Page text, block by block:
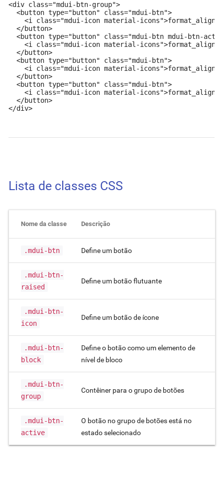
<div class="mdui-btn-group">
  <button type="button" class="mdui-btn">
<i class="mdui-icon material-
  </button>
<button type="button" class="mdui-btn mdui-btn-
<i class="mdui-icon material-
  </button>
  <button type="button" class="mdui-btn">
<i class="mdui-icon material-
  </button>
  <button type="button" class="mdui-btn">
<i class="mdui-icon material-
  </button>
</div>
Lista de classes CSS
Nome da classe Descrição
.mdui-btn Define um botão
.mdui-btn-
raised
Define um botão flutuante
.mdui-btn-
icon
Define um botão de ícone
.mdui-btn-
block
Define o botão como um elemento de
nível de bloco
.mdui-btn-
group
Contêiner para o grupo de botões
.mdui-btn-
active
O botão no grupo de botões está no
estado selecionado